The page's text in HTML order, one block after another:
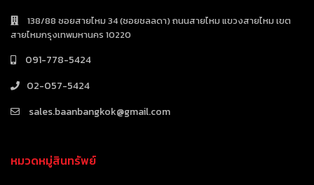
138/88 ซอยสายไหม 34 (ซอยชลลดา) ถนนสายไหม แขวงสายไหม เขต
สายไหมกรุงเทพมหานคร 10220
091-778-5424
02-057-5424
sales.baanbangkok@gmail.com
หมวดหมู่สินทรัพย์